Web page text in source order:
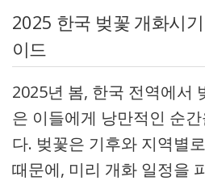
2025 한국 벚꽃 개화시
이드
2025년 봄, 한국 전역에서
은 이들에게 낭만적인 순
다. 벚꽃은 기후와 지역별
때문에, 미리 개화 일정을